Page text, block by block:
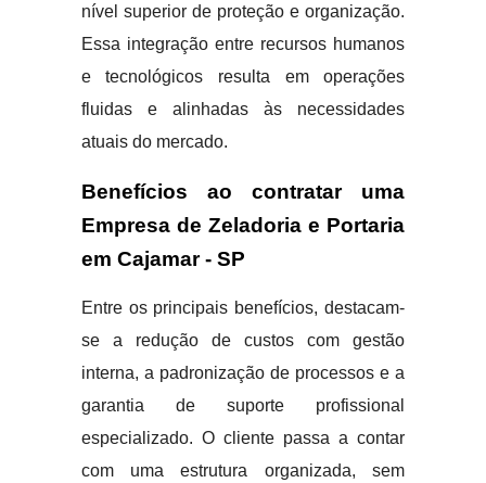
nível superior de proteção e organização.
Essa integração entre recursos humanos
e tecnológicos resulta em operações
fluidas e alinhadas às necessidades
atuais do mercado.
Benefícios ao contratar uma
Empresa de Zeladoria e Portaria
em Cajamar - SP
Entre os principais benefícios, destacam-
se a redução de custos com gestão
interna, a padronização de processos e a
garantia de suporte profissional
especializado. O cliente passa a contar
com uma estrutura organizada, sem